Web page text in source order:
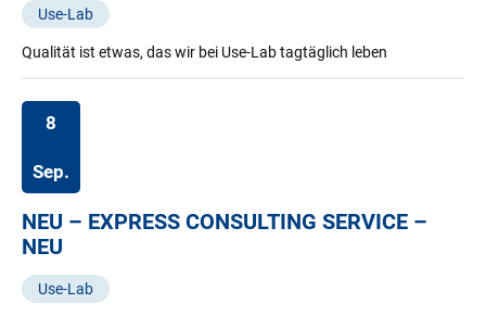
Use-Lab
Qualität ist etwas, das wir bei Use-Lab tagtäglich leben
8
Sep.
NEU – EXPRESS CONSULTING SERVICE –
NEU
Use-Lab